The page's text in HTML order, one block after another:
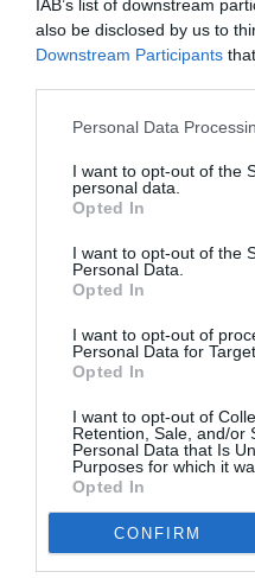
IAB’s list of downstream
also be disclosed by us to
Downstream Participants
Personal Data
I want to opt-out of the
personal data.
Opted In
I want to opt-out of the
Personal Data.
Opted In
I want to opt-out of
Personal Data for
Opted In
I want to opt-out of
Retention, Sale, and/or
Personal Data that Is
Purposes for which it
Opted In
CONFIRM
Ακολουθήστε το
Δείτε όλα τατελευταία
Νέοι Διαγωνισμοί
Tags
Newsletter
Κάθε βδομάδα στο e-
την Τέχνη και τον